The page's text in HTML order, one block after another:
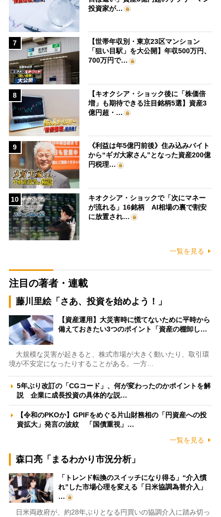
投資家が…
7
【世帯年収別・東京23区マンション
「狙い目駅」を大公開】年収500万円、
700万円で…
8
【キオクシア・ショック後に「株価倍
増」も期待できる注目銘柄5選】資産3
億円超・…
9
《利益は年5億円前後》住み込みバイト
から“ギガ大家さん”となった資産200億
円税理…
10
キオクシア・ショックで「次にマネー
が流れる」16銘柄 AI相場の裏で割安
に放置され…
一覧を見る
注目の著者・連載
藤川里絵「さあ、投資を始めよう！」
【資産運用】大災害時に慌てないために平時から
備えておきたい3つのポイント「資産の棚卸し…
大規模な災害が起きると、株式市場が大きく動いたり、取引環
境が不安定になったりすることがある。一方…
5年ぶり改訂の「CGコード」、何が変わったのかポイントを解
説 企業に成長投資の具体的な説…
【令和のPKOか】GPIFをめぐる片山財務相の「円資産への投
資拡大」発言の波紋 「国債重視」…
一覧を見る
森口亮「まるわかり市況分析」
「トレンド転換のスイッチになり得る」“介入慣
れ”した市場心理を変える「日米協調為替介入」
…
日米両政府が、約28年ぶりとなる円買いの協調介入に踏み切っ